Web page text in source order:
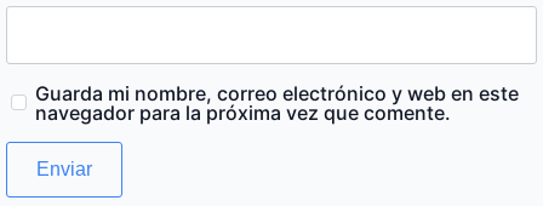
Guarda mi nombre, correo electrónico y web en este
navegador para la próxima vez que comente.